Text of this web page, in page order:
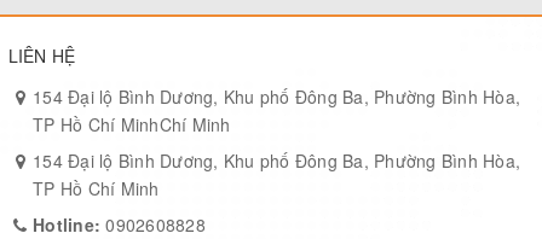
Dễ vệ sinh – dễ di chuyển, trọng lượng nhẹ, phù hợp sản xuất
hàng loạt cho dự án.
4. Ứng Dụng
Phòng ăn gia đình, quán ăn, nhà hàng, café, căn tin, ký túc xá,
phòng họp nhân viên.
Dễ phối hợp với các mẫu bàn khung thép hoặc khung gỗ của
LIÊN HỆ
154 Đại lộ Bình Dương, Khu phố Đông Ba, Phường Bình Hòa,
TP Hồ Chí MinhChí Minh
154 Đại lộ Bình Dương, Khu phố Đông Ba, Phường Bình Hòa,
TP Hồ Chí Minh
Hotline:0902608828